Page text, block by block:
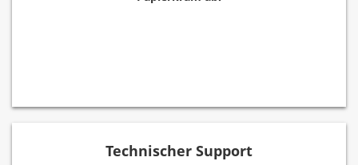
Technischer Support